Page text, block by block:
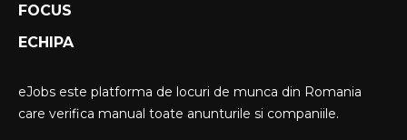
FOCUS
ECHIPA
eJobs este platforma de locuri de munca din Romania
care verifica manual toate anunturile si companiile.